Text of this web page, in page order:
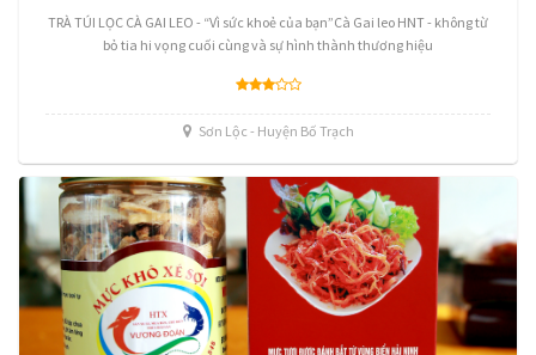
TRÀ TÚI LỌC CÀ GAI LEO - “Vì sức khoẻ của bạn”Cà Gai leo HNT - không từ
bỏ tia hi vọng cuối cùng và sự hình thành thương hiệu
Sơn Lộc - Huyện Bố Trạch